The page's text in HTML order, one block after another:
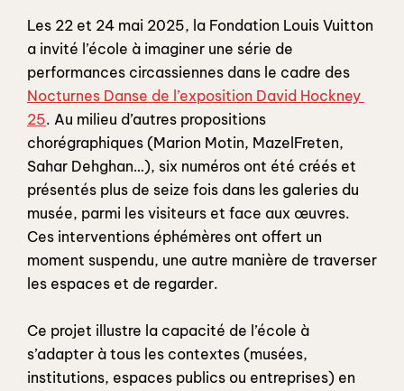
Les 22 et 24 mai 2025, la Fondation Louis Vuitton
a invité l’école à imaginer une série de
Nocturnes Danse de l’exposition David Hockney
25. Au milieu d’autres propositions
chorégraphiques (Marion Motin, MazelFreten,
Sahar Dehghan…), six numéros ont été créés et
présentés plus de seize fois dans les galeries du
musée, parmi les visiteurs et face aux œuvres.
Ces interventions éphémères ont offert un
moment suspendu, une autre manière de traverser
les espaces et de regarder.
Ce projet illustre la capacité de l’école à
s’adapter à tous les contextes (musées,
institutions, espaces publics ou entreprises) en